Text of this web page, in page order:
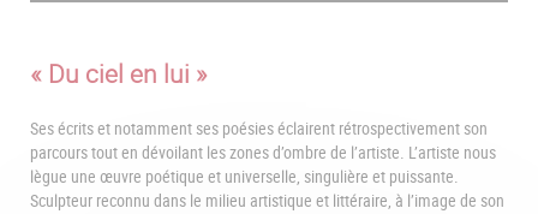
« Du ciel en lui »
Ses écrits et notamment ses poésies éclairent rétrospectivement son
parcours tout en dévoilant les zones d’ombre de l’artiste. L’artiste nous
lègue une œuvre poétique et universelle, singulière et puissante.
Sculpteur reconnu dans le milieu artistique et littéraire, à l’image de son